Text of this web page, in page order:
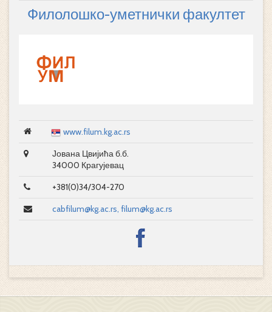
Филолошко-уметнички факултет
www.filum.kg.ac.rs
Јована Цвијића б.б.
34000 Крагујевац
+381(0)34/304-270
cabfilum@kg.ac.rs, filum@kg.ac.rs